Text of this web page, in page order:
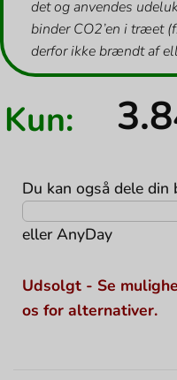
det og anvendes
binder CO2’en i træet
derfor ikke brændt af
Kun:
Du kan også dele din
ellerAnyDay
Udsolgt - Se
os for alternativer.